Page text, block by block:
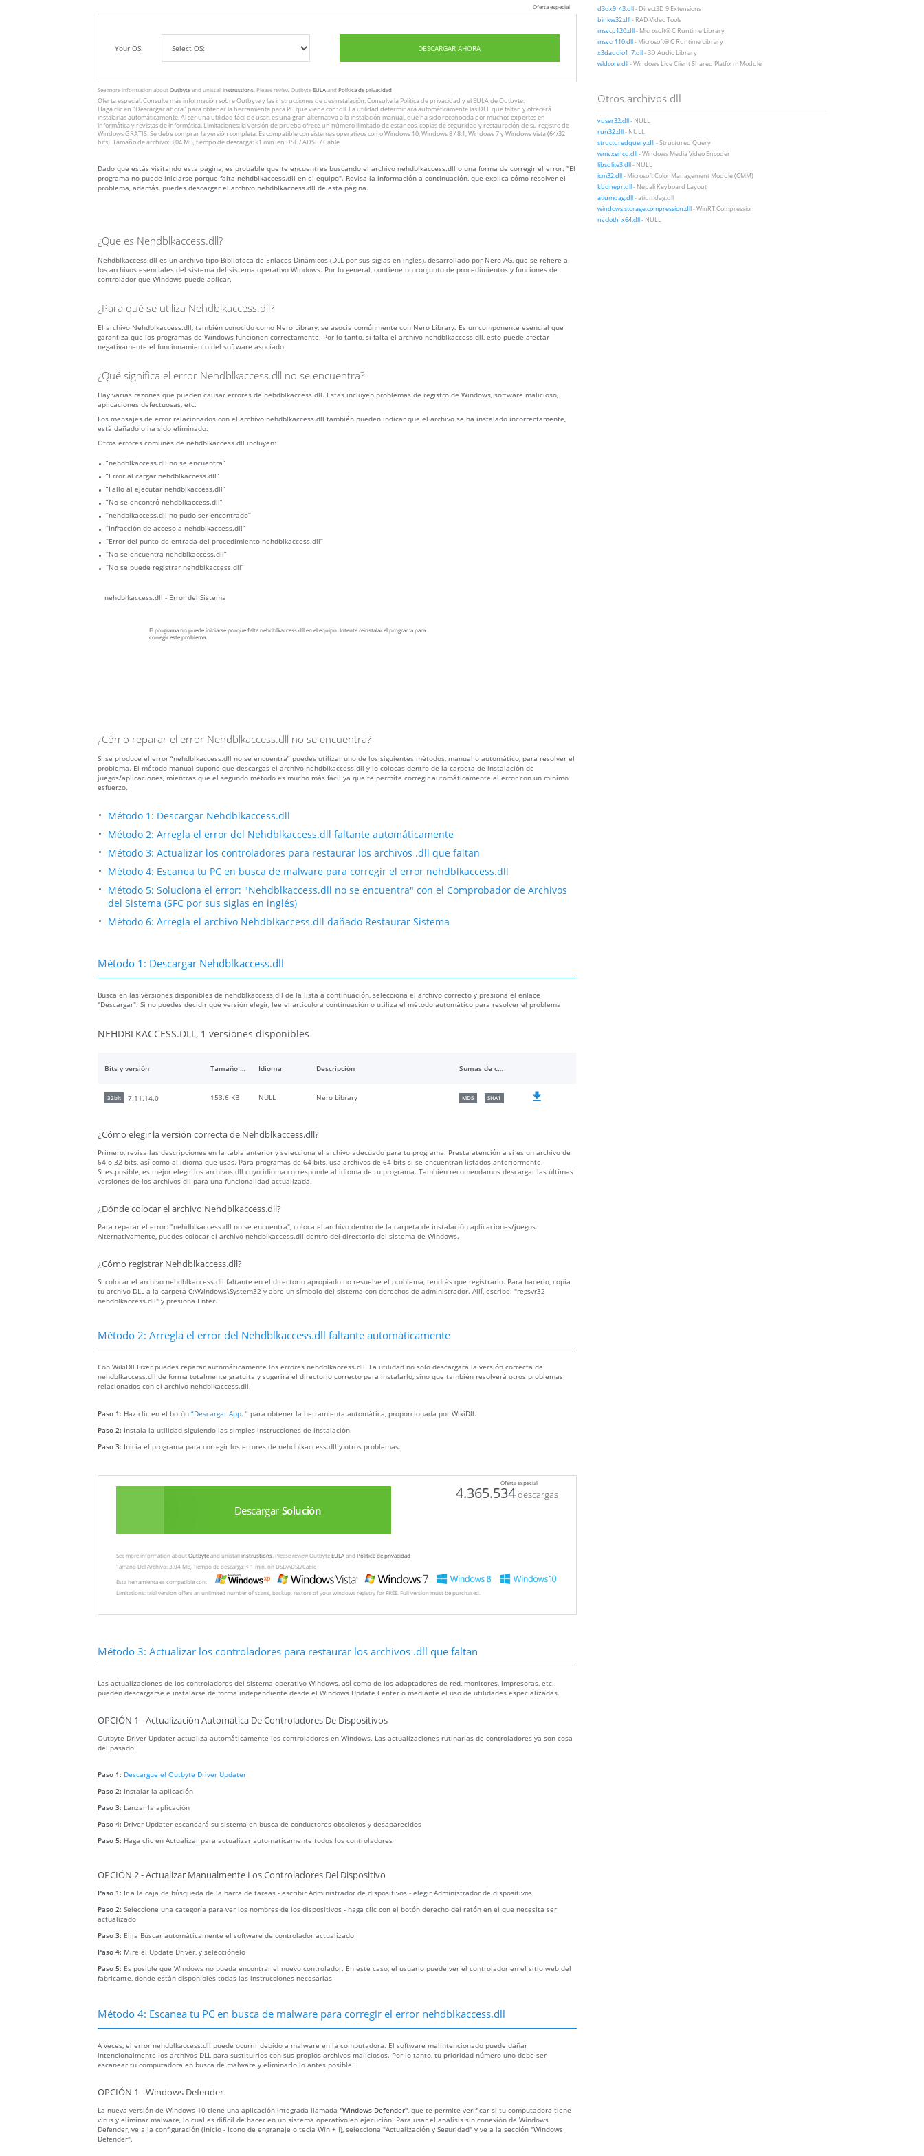
Oferta especial
Your OS: DESCARGAR AHORA
See more information about Outbyteand unistallinstrustions . Please review OutbyteEULAandPolítica de privacidad
Oferta especial. Consulte más información sobreOutbytey las instruccionesde desinstalación. Consultela Política de privacidad y el EULAde Outbyte.
Haga clic en "Descargar ahora" para obtener la herramienta para PC que viene con: dll. La utilidad determinará automáticamente las DLL que faltan y ofrecerá
instalarlas automáticamente. Al ser una utilidad fácil de usar, es una gran alternativa a la instalación manual, que ha sido reconocida por muchos expertos en
informática y revistas de informática. Limitaciones: la versión de prueba ofrece un número ilimitado de escaneos, copias de seguridad y restauración de su registro de
Windows GRATIS. Se debe comprar la versión completa. Es compatible con sistemas operativos como Windows 10, Windows 8 / 8.1, Windows 7 y Windows Vista (64/32
bits). Tamaño de archivo: 3,04 MB, tiempo de descarga: <1 min. en DSL / ADSL / Cable
Dado que estás visitando esta página, es probable que te encuentres buscando el archivo nehdblkaccess.dll o una forma de corregir el error: "El
programa no puede iniciarse porque falta nehdblkaccess.dll en el equipo". Revisa la información a continuación, que explica cómo resolver el
problema, además, puedes descargar el archivo nehdblkaccess.dll de esta página.
¿Que es Nehdblkaccess.dll?
Nehdblkaccess.dll es un archivo tipo Biblioteca de Enlaces Dinámicos (DLL por sus siglas en inglés), desarrollado por Nero AG, que se refiere a
los archivos esenciales del sistema del sistema operativo Windows. Por lo general, contiene un conjunto de procedimientos y funciones de
controlador que Windows puede aplicar.
¿Para qué se utiliza Nehdblkaccess.dll?
El archivo Nehdblkaccess.dll, también conocido como Nero Library, se asocia comúnmente con Nero Library. Es un componente esencial que
garantiza que los programas de Windows funcionen correctamente. Por lo tanto, si falta el archivo nehdblkaccess.dll, esto puede afectar
negativamente el funcionamiento del software asociado.
¿Qué significa el error Nehdblkaccess.dll no se encuentra?
Hay varias razones que pueden causar errores de nehdblkaccess.dll. Estas incluyen problemas de registro de Windows, software malicioso,
aplicaciones defectuosas, etc.
Los mensajes de error relacionados con el archivo nehdblkaccess.dll también pueden indicar que el archivo se ha instalado incorrectamente,
está dañado o ha sido eliminado.
Otros errores comunes de nehdblkaccess.dll incluyen:
“nehdblkaccess.dll no se encuentra”
“Error al cargar nehdblkaccess.dll”
“Fallo al ejecutar nehdblkaccess.dll”
“No se encontró nehdblkaccess.dll”
“nehdblkaccess.dll no pudo ser encontrado”
“Infracción de acceso a nehdblkaccess.dll”
“Error del punto de entrada del procedimiento nehdblkaccess.dll”
“No se encuentra nehdblkaccess.dll”
“No se puede registrar nehdblkaccess.dll”
nehdblkaccess.dll - Error del Sistema
El programa no puede iniciarse porque falta nehdblkaccess.dll en el equipo. Intente reinstalar el programa para
corregir este problema.
¿Cómo reparar el error Nehdblkaccess.dll no se encuentra?
Si se produce el error “nehdblkaccess.dll no se encuentra” puedes utilizar uno de los siguientes métodos, manual o automático, para resolver el
problema. El método manual supone que descargas el archivo nehdblkaccess.dll y lo colocas dentro de la carpeta de instalación de
juegos/aplicaciones, mientras que el segundo método es mucho más fácil ya que te permite corregir automáticamente el error con un mínimo
esfuerzo.
Método 1: Descargar Nehdblkaccess.dll
Método 2: Arregla el error del Nehdblkaccess.dll faltante automáticamente
Método 3: Actualizar los controladores para restaurar los archivos .dll que faltan
Método 4: Escanea tu PC en busca de malware para corregir el error nehdblkaccess.dll
Método 5: Soluciona el error: "Nehdblkaccess.dll no se encuentra" con el Comprobador de Archivos
del Sistema (SFC por sus siglas en inglés)
Método 6: Arregla el archivo Nehdblkaccess.dll dañado Restaurar Sistema
Método 1: Descargar Nehdblkaccess.dll
Busca en las versiones disponibles de nehdblkaccess.dll de la lista a continuación, selecciona el archivo correcto y presiona el enlace
"Descargar". Si no puedes decidir qué versión elegir, lee el artículo a continuación o utiliza el método automático para resolver el problema
NEHDBLKACCESS.DLL, 1 versiones disponibles
Bits y versión Tamaño del archivo Idioma Descripción Sumas de comprobación
32bit 7.11.14.0 153.6 KB NULL Nero Library MD5 SHA1
¿Cómo elegir la versión correcta de Nehdblkaccess.dll?
Primero, revisa las descripciones en la tabla anterior y selecciona el archivo adecuado para tu programa. Presta atención a si es un archivo de
64 o 32 bits, así como al idioma que usas. Para programas de 64 bits, usa archivos de 64 bits si se encuentran listados anteriormente.
Si es posible, es mejor elegir los archivos dll cuyo idioma corresponde al idioma de tu programa. También recomendamos descargar las últimas
versiones de los archivos dll para una funcionalidad actualizada.
¿Dónde colocar el archivo Nehdblkaccess.dll?
Para reparar el error: "nehdblkaccess.dll no se encuentra", coloca el archivo dentro de la carpeta de instalación aplicaciones/juegos.
Alternativamente, puedes colocar el archivo nehdblkaccess.dll dentro del directorio del sistema de Windows.
¿Cómo registrar Nehdblkaccess.dll?
Si colocar el archivo nehdblkaccess.dll faltante en el directorio apropiado no resuelve el problema, tendrás que registrarlo. Para hacerlo, copia
tu archivo DLL a la carpeta C:\Windows\System32 y abre un símbolo del sistema con derechos de administrador. Allí, escribe: "regsvr32
nehdblkaccess.dll" y presiona Enter.
Método 2: Arregla el error del Nehdblkaccess.dll faltante automáticamente
Con WikiDll Fixer puedes reparar automáticamente los errores nehdblkaccess.dll. La utilidad no solo descargará la versión correcta de
nehdblkaccess.dll de forma totalmente gratuita y sugerirá el directorio correcto para instalarlo, sino que también resolverá otros problemas
relacionados con el archivo nehdblkaccess.dll.
Paso 1: Haz clic en el botón “Descargar App. ” para obtener la herramienta automática, proporcionada por WikiDll.
Paso 2: Instala la utilidad siguiendo las simples instrucciones de instalación.
Paso 3: Inicia el programa para corregir los errores de nehdblkaccess.dll y otros problemas.
Oferta especial
Descargar Solución
4.365.534descargas
See more information about Outbyteand unistallinstrustions . Please review OutbyteEULAandPolítica de privacidad
Tamaño Del Archivo: 3.04 MB, Tiempo de descarga: < 1 min. on DSL/ADSL/Cable
Esta herramienta es compatible con:
Limitations: trial version offers an unlimited number of scans, backup, restore of your windows registry for FREE. Full version must be purchased.
Método 3: Actualizar los controladores para restaurar los archivos .dll que faltan
Las actualizaciones de los controladores del sistema operativo Windows, así como de los adaptadores de red, monitores, impresoras, etc.,
pueden descargarse e instalarse de forma independiente desde el Windows Update Center o mediante el uso de utilidades especializadas.
OPCIÓN 1 - Actualización Automática De Controladores De Dispositivos
Outbyte Driver Updater actualiza automáticamente los controladores en Windows. Las actualizaciones rutinarias de controladores ya son cosa
del pasado!
Paso 1: Descargue el Outbyte Driver Updater
Paso 2: Instalar la aplicación
Paso 3: Lanzar la aplicación
Paso 4: Driver Updater escaneará su sistema en busca de conductores obsoletos y desaparecidos
Paso 5: Haga clic en Actualizar para actualizar automáticamente todos los controladores
OPCIÓN 2 - Actualizar Manualmente Los Controladores Del Dispositivo
Paso 1: Ir a la caja de búsqueda de la barra de tareas - escribir Administrador de dispositivos - elegir Administrador de dispositivos
Paso 2: Seleccione una categoría para ver los nombres de los dispositivos - haga clic con el botón derecho del ratón en el que necesita ser
actualizado
Paso 3: Elija Buscar automáticamente el software de controlador actualizado
Paso 4: Mire el Update Driver, y selecciónelo
Paso 5: Es posible que Windows no pueda encontrar el nuevo controlador. En este caso, el usuario puede ver el controlador en el sitio web del
fabricante, donde están disponibles todas las instrucciones necesarias
Método 4: Escanea tu PC en busca de malware para corregir el error nehdblkaccess.dll
A veces, el error nehdblkaccess.dll puede ocurrir debido a malware en la computadora. El software malintencionado puede dañar
intencionalmente los archivos DLL para sustituirlos con sus propios archivos maliciosos. Por lo tanto, tu prioridad número uno debe ser
escanear tu computadora en busca de malware y eliminarlo lo antes posible.
OPCIÓN 1 - Windows Defender
La nueva versión de Windows 10 tiene una aplicación integrada llamada "Windows Defender", que te permite verificar si tu computadora tiene
virus y eliminar malware, lo cual es difícil de hacer en un sistema operativo en ejecución. Para usar el análisis sin conexión de Windows
Defender, ve a la configuración (Inicio - Icono de engranaje o tecla Win + I), selecciona "Actualización y Seguridad" y ve a la sección "Windows
Defender".
d3dx9_43.dll- Direct3D 9 Extensions
binkw32.dll- RAD Video Tools
msvcp120.dll- Microsoft® C Runtime Library
msvcr110.dll- Microsoft® C Runtime Library
x3daudio1_7.dll- 3D Audio Library
wldcore.dll- Windows Live Client Shared Platform Module
Otros archivos dll
vuser32.dll- NULL
run32.dll- NULL
structuredquery.dll- Structured Query
wmvxencd.dll- Windows Media Video Encoder
libsqlite3.dll- NULL
icm32.dll- Microsoft Color Management Module (CMM)
kbdnepr.dll- Nepali Keyboard Layout
atiumdag.dll- atiumdag.dll
windows.storage.compression.dll- WinRT Compression
nvcloth_x64.dll- NULL